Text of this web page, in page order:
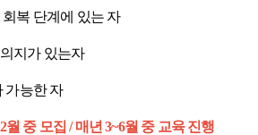
복 단계에 있는 자
지가 있는자
가능한 자
2월 중 모집/매년3~6월 중 교육 진행